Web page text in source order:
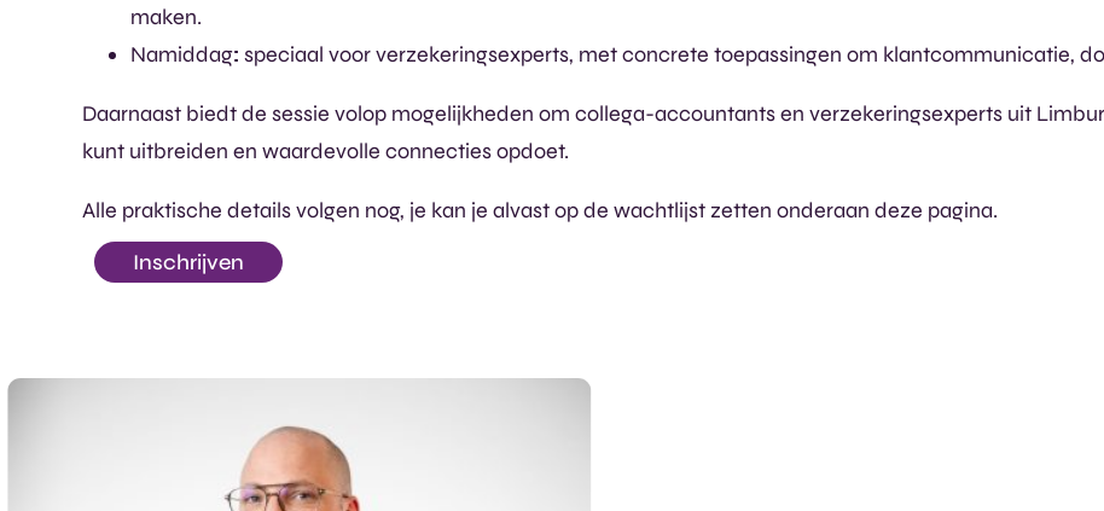
maken.
Namiddag: speciaal voor verzekeringsexperts, met concrete toepassingen om klantcommunicatie,
Daarnaast biedt de sessie volop mogelijkheden om collega-accountants en verzekeringsexperts uit
kunt uitbreiden en waardevolle connecties opdoet.
Alle praktische details volgen nog, je kan je alvast op de wachtlijst zetten onderaan deze pagina.
Inschrijven